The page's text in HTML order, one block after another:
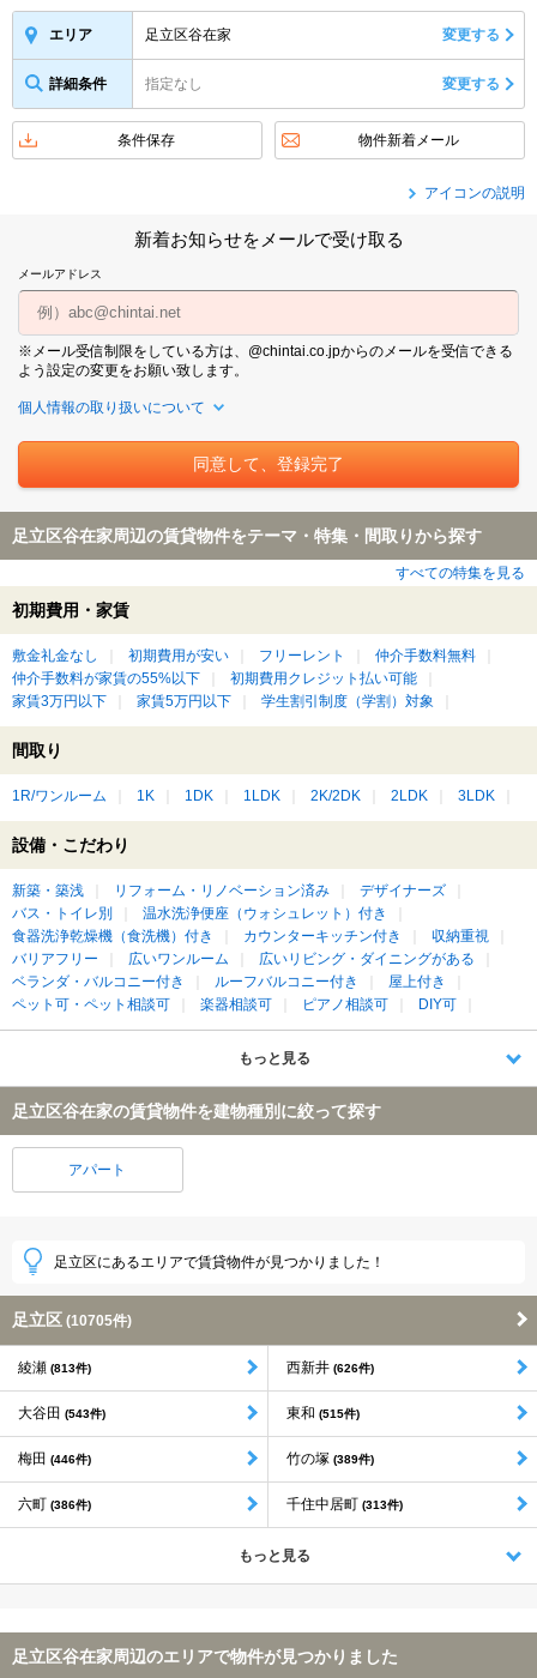
エリア 足立区谷在家 変更する
詳細条件 指定なし 変更する
条件保存 物件新着メール
アイコンの説明
新着お知らせをメールで受け取る
メールアドレス
※メール受信制限をしている方は、@chintai.co.jpからのメールを受信できる
よう設定の変更をお願い致します。
個人情報の取り扱いについて
足立区谷在家周辺の賃貸物件をテーマ・特集・間取りから探す
すべての特集を見る
初期費用・家賃
敷金礼金なし 初期費用が安い フリーレント
仲介手数料無料
仲介手数料が家賃の55%以下
初期費用クレジット払い可能
家賃3万円以下
家賃5万円以下 学生割引制度（学割）対象
間取り
1R/ワンルーム 1K 1DK 1LDK 2K/2DK 2LDK 3LDK
設備・こだわり
新築・築浅 リフォーム・リノベーション済み
デザイナーズ
バス・トイレ別
温水洗浄便座（ウォシュレット）付き
食器洗浄乾燥機（食洗機）付き
カウンターキッチン付き
収納重視
バリアフリー
広いワンルーム
広いリビング・ダイニングがある
ベランダ・バルコニー付き
ルーフバルコニー付き
屋上付き
ペット可・ペット相談可
楽器相談可 ピアノ相談可 DIY可
もっと見る
足立区谷在家の賃貸物件を建物種別に絞って探す
アパート
足立区にあるエリアで賃貸物件が見つかりました！
足立区 (10705件)
綾瀬 (813件) 西新井 (626件)
大谷田 (543件) 東和 (515件)
梅田 (446件) 竹の塚 (389件)
六町 (386件) 千住中居町 (313件)
もっと見る
足立区谷在家周辺のエリアで物件が見つかりました